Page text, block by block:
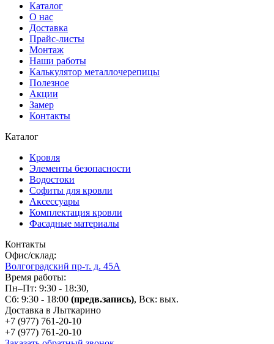
Каталог
О нас
Доставка
Прайс-листы
Монтаж
Наши работы
Калькулятор металлочерепицы
Полезное
Акции
Замер
Контакты
Каталог
Кровля
Элементы безопасности
Водостоки
Софиты для кровли
Аксессуары
Комплектация кровли
Фасадные материалы
Контакты
Офис/склад:
Волгоградский пр-т. д. 45А
Время работы:
Пн–Пт: 9:30 - 18:30,
Сб: 9:30 - 18:00 (предв.запись), Вск: вых.
Доставка в Лыткарино
+7 (977) 761-20-10
+7 (977) 761-20-10